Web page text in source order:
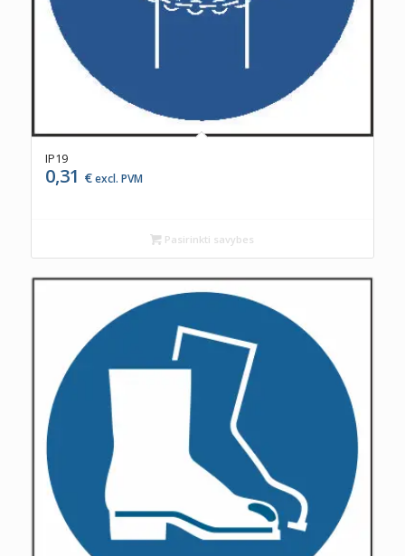
IP19
0,31 €excl. PVM
Pasirinkti savybes